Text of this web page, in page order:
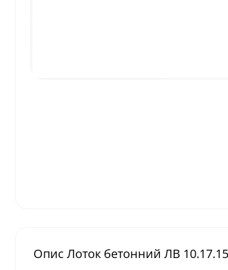
Опис Лоток бетонний ЛВ